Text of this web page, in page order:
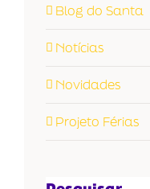
Blog do Santa
Notícias
Novidades
Projeto Férias